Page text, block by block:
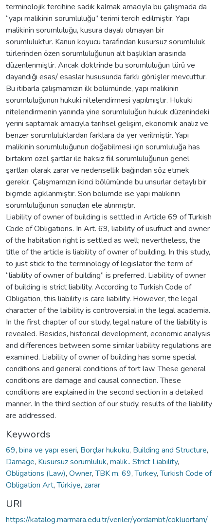
terminolojik tercihine sadık kalmak amacıyla bu çalışmada da
“yapı malikinin sorumluluğu” terimi tercih edilmiştir. Yapı
malikinin sorumluluğu, kusura dayalı olmayan bir
sorumluluktur. Kanun koyucu tarafından kusursuz sorumluluk
türlerinden özen sorumluluğunun alt başlıkları arasında
düzenlenmiştir. Ancak doktrinde bu sorumluluğun türü ve
dayandığı esas/ esaslar hususunda farklı görüşler mevcuttur.
Bu itibarla çalışmamızın ilk bölümünde, yapı malikinin
sorumluluğunun hukuki nitelendirmesi yapılmıştır. Hukuki
nitelendirmenin yanında yine sorumluluğun hukuk düzenindeki
yerini saptamak amacıyla tarihsel gelişim, ekonomik analiz ve
benzer sorumluluklardan farklara da yer verilmiştir. Yapı
malikinin sorumluluğunun doğabilmesi için sorumluluğa has
birtakım özel şartlar ile haksız fiil sorumluluğunun genel
şartları olarak zarar ve nedensellik bağından söz etmek
gerekir. Çalışmamızın ikinci bölümünde bu unsurlar detaylı bir
biçimde açıklanmıştır. Son bölümde ise yapı malikinin
sorumluluğunun sonuçları ele alınmıştır.
Liability of owner of building is settled in Article 69 of Turkish
Code of Obligations. In Art. 69, liability of usufruct and owner
of the habitation right is settled as well; nevertheless, the
title of the article is liability of owner of building. In this study,
to just stick to the terminology of legislator the term of
“liability of owner of building” is preferred. Liability of owner
of building is strict liability. According to Turkish Code of
Obligation, this liability is care liability. However, the legal
character of the laibility is controversial in the legal academia.
In the first chapter of our study, legal nature of the liability is
revealed. Besides, historical development, economic analysis
and differences between some similar liability regulations are
examined. Liability of owner of building has some special
conditions and general conditions of tort law. These general
conditions are damage and causal connection. These
conditions are explained in the second section in a detailed
manner. In the third section of our study, results of the liability
are addressed.
Keywords
69, bina ve yapı eseri, Borçlar hukuku, Building and Structure,
Damage, Kusursuz sorumluluk, malik.. Strict Liability,
Obligations (Law), Owner,TBK m. 69,Turkey,Turkish Code of
Obligation Art,Türkiye, zarar
URI
https://katalog.marmara.edu.tr/veriler/yordambt/cokluortam/